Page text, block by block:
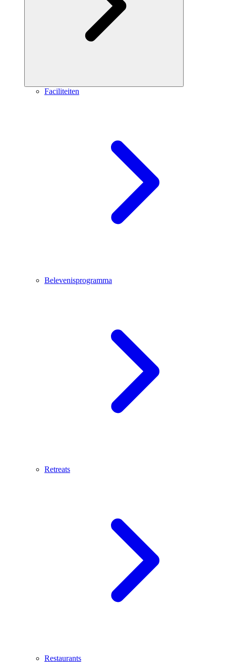
Faciliteiten
Belevenisprogramma
Retreats
Restaurants